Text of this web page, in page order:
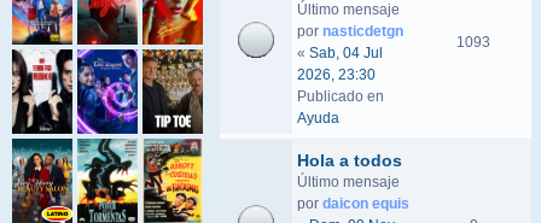
Último mensaje
por nasticdetgn
« Sab, 04 Jul
2026, 23:30
Publicado en
Ayuda
1093
Hola a todos
Último mensaje
por daicon equis